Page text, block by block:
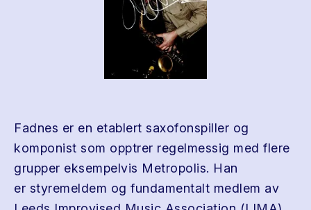
Fadnes er en etablert saxofonspiller og
komponist som opptrer regelmessig med flere
grupper eksempelvis Metropolis. Han
er styremeldem og fundamentalt medlem av